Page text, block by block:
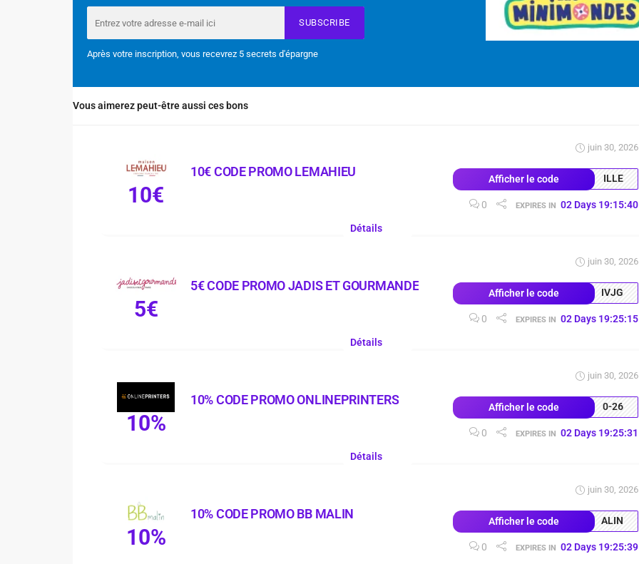
SUBSCRIBE
Après votre inscription, vous recevrez 5 secrets d'épargne
Vous aimerez peut-être aussi ces bons
10€
10€ CODE PROMO LEMAHIEU
juin 30, 2026
Afficher le code ILLE
0 EXPIRES IN 02 Days 19:15:39
Détails
5€
5€ CODE PROMO JADIS ET GOURMANDE
juin 30, 2026
Afficher le code IVJG
0 EXPIRES IN 02 Days 19:25:14
Détails
10%
10% CODE PROMO ONLINEPRINTERS
juin 30, 2026
Afficher le code 0-26
0 EXPIRES IN 02 Days 19:25:30
Détails
10%
10% CODE PROMO BB MALIN
juin 30, 2026
Afficher le code ALIN
0 EXPIRES IN 02 Days 19:25:38